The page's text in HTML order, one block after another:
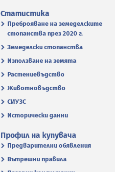
Статистика
Преброяване на земеделските
стопанства през 2020 г.
Земеделски стопанства
Използване на земята
Растениевъдство
Животновъдство
СИУЗС
Исторически данни
Профил на купувача
Предварителни обявления
Вътрешни правила